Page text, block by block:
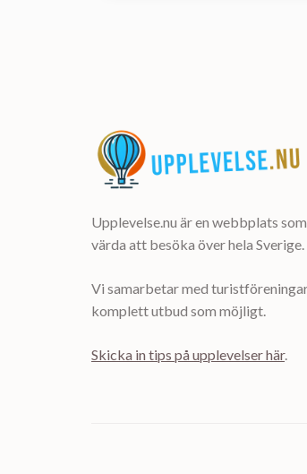
Upplevelse.nu är en webbplats
värda att besöka över hela Sverige.
Vi samarbetar med
komplett utbud som möjligt.
Skicka in tips på upplevelser här.